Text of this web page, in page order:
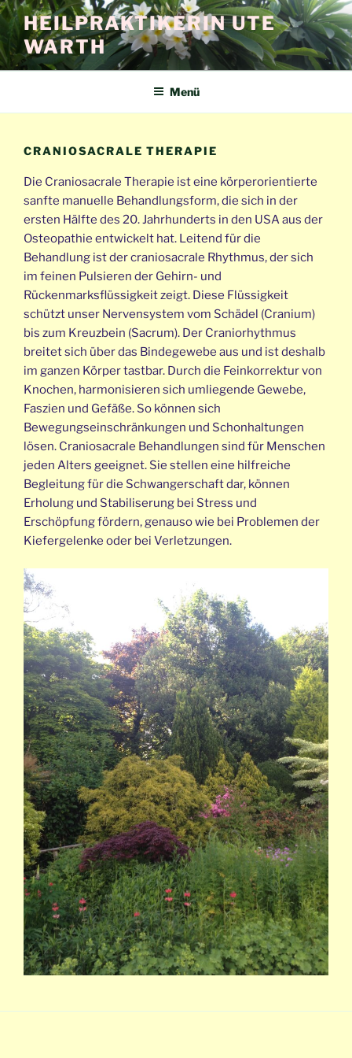
Zum
Inhalt
springen
HEILPRAKTIKERIN UTE
WARTH
Menü
CRANIOSACRALE THERAPIE
Die Craniosacrale Therapie ist eine körperorientierte
sanfte manuelle Behandlungsform, die sich in der
ersten Hälfte des 20. Jahrhunderts in den USA aus der
Osteopathie entwickelt hat. Leitend für die
Behandlung ist der craniosacrale Rhythmus, der sich
im feinen Pulsieren der Gehirn- und
Rückenmarksflüssigkeit zeigt. Diese Flüssigkeit
schützt unser Nervensystem vom Schädel (Cranium)
bis zum Kreuzbein (Sacrum). Der Craniorhythmus
breitet sich über das Bindegewebe aus und ist deshalb
im ganzen Körper tastbar. Durch die Feinkorrektur von
Knochen, harmonisieren sich umliegende Gewebe,
Faszien und Gefäße. So können sich
Bewegungseinschränkungen und Schonhaltungen
lösen. Craniosacrale Behandlungen sind für Menschen
jeden Alters geeignet. Sie stellen eine hilfreiche
Begleitung für die Schwangerschaft dar, können
Erholung und Stabiliserung bei Stress und
Erschöpfung fördern, genauso wie bei Problemen der
Kiefergelenke oder bei Verletzungen.